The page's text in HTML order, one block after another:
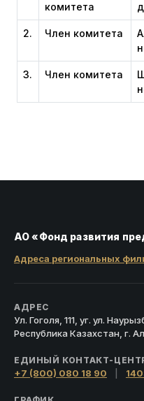
комитета
2. Член комитета
3. Член комитета
АО «Фонд развития
Адреса региональных
АДРЕС
Ул. Гоголя, 111, уг. ул.
Республика Казахстан, г.
ЕДИНЫЙ КОНТАКТ-
+7 (800) 080 18 90